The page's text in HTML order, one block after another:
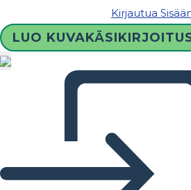
Kirjautua
LUO